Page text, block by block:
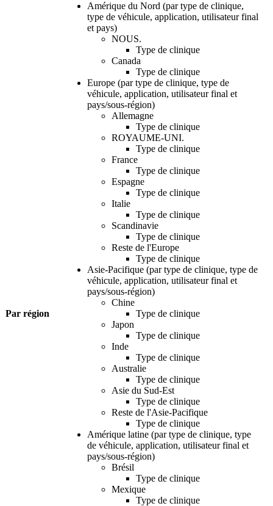
Par région
Amérique du Nord (par type de clinique,
type de véhicule, application, utilisateur final
et pays)
NOUS.
Type de clinique
Canada
Type de clinique
Europe (par type de clinique, type de
véhicule, application, utilisateur final et
pays/sous-région)
Allemagne
Type de clinique
ROYAUME-UNI.
Type de clinique
France
Type de clinique
Espagne
Type de clinique
Italie
Type de clinique
Scandinavie
Type de clinique
Reste de l'Europe
Type de clinique
Asie-Pacifique (par type de clinique, type de
véhicule, application, utilisateur final et
pays/sous-région)
Chine
Type de clinique
Japon
Type de clinique
Inde
Type de clinique
Australie
Type de clinique
Asie du Sud-Est
Type de clinique
Reste de l'Asie-Pacifique
Type de clinique
Amérique latine (par type de clinique, type
de véhicule, application, utilisateur final et
pays/sous-région)
Brésil
Type de clinique
Mexique
Type de clinique